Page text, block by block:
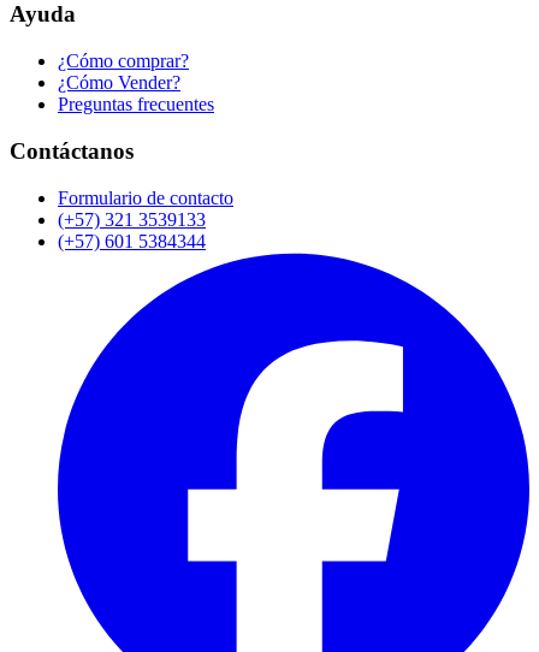
Ayuda
¿Cómo comprar?
¿Cómo Vender?
Preguntas frecuentes
Contáctanos
Formulario de contacto
(+57) 321 3539133
(+57) 601 5384344